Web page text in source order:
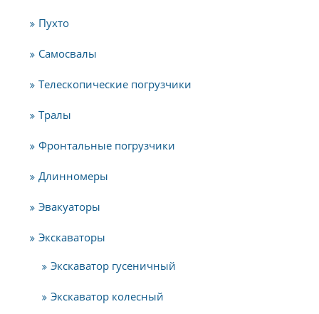
Пухто
Самосвалы
Телескопические погрузчики
Тралы
Фронтальные погрузчики
Длинномеры
Эвакуаторы
Экскаваторы
Экскаватор гусеничный
Экскаватор колесный